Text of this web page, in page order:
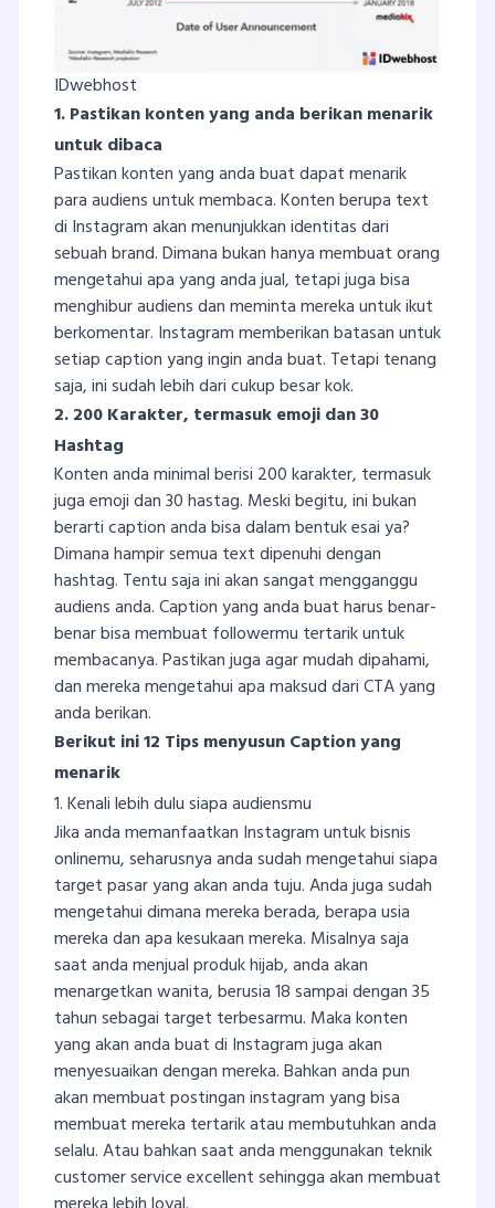
IDwebhost
1. Pastikan konten yang anda berikan menarik
untuk dibaca
Pastikan konten yang anda buat dapat menarik
para audiens untuk membaca. Konten berupa text
di Instagram akan menunjukkan identitas dari
sebuah brand. Dimana bukan hanya membuat orang
mengetahui apa yang anda jual, tetapi juga bisa
menghibur audiens dan meminta mereka untuk ikut
berkomentar. Instagram memberikan batasan untuk
setiap caption yang ingin anda buat. Tetapi tenang
saja, ini sudah lebih dari cukup besar kok.
2. 200 Karakter, termasuk emoji dan 30
Hashtag
Konten anda minimal berisi 200 karakter, termasuk
juga emoji dan 30 hastag. Meski begitu, ini bukan
berarti caption anda bisa dalam bentuk esai ya?
Dimana hampir semua text dipenuhi dengan
hashtag. Tentu saja ini akan sangat mengganggu
audiens anda. Caption yang anda buat harus benar-
benar bisa membuat followermu tertarik untuk
membacanya. Pastikan juga agar mudah dipahami,
dan mereka mengetahui apa maksud dari CTA yang
anda berikan.
Berikut ini 12 Tips menyusun Caption yang
menarik
1. Kenali lebih dulu siapa audiensmu
Jika anda memanfaatkan Instagram untuk bisnis
onlinemu, seharusnya anda sudah mengetahui siapa
target pasar yang akan anda tuju. Anda juga sudah
mengetahui dimana mereka berada, berapa usia
mereka dan apa kesukaan mereka. Misalnya saja
saat anda menjual produk hijab, anda akan
menargetkan wanita, berusia 18 sampai dengan 35
tahun sebagai target terbesarmu. Maka konten
yang akan anda buat di Instagram juga akan
menyesuaikan dengan mereka. Bahkan anda pun
akan membuat postingan instagram yang bisa
membuat mereka tertarik atau membutuhkan anda
selalu. Atau bahkan saat anda menggunakan teknik
customer service excellent sehingga akan membuat